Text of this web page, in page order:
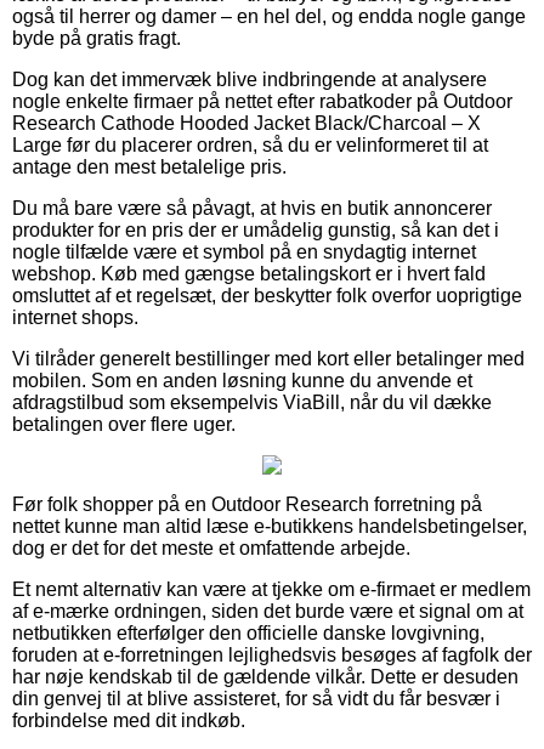
også til herrer og damer – en hel del, og endda nogle gange
byde på gratis fragt.
Dog kan det immervæk blive indbringende at analysere
nogle enkelte firmaer på nettet efter rabatkoder på Outdoor
Research Cathode Hooded Jacket Black/Charcoal – X
Large før du placerer ordren, så du er velinformeret til at
antage den mest betalelige pris.
Du må bare være så påvagt, at hvis en butik annoncerer
produkter for en pris der er umådelig gunstig, så kan det i
nogle tilfælde være et symbol på en snydagtig internet
webshop. Køb med gængse betalingskort er i hvert fald
omsluttet af et regelsæt, der beskytter folk overfor uoprigtige
internet shops.
Vi tilråder generelt bestillinger med kort eller betalinger med
mobilen. Som en anden løsning kunne du anvende et
afdragstilbud som eksempelvis ViaBill, når du vil dække
betalingen over flere uger.
Før folk shopper på en Outdoor Research forretning på
nettet kunne man altid læse e-butikkens handelsbetingelser,
dog er det for det meste et omfattende arbejde.
Et nemt alternativ kan være at tjekke om e-firmaet er medlem
af e-mærke ordningen, siden det burde være et signal om at
netbutikken efterfølger den officielle danske lovgivning,
foruden at e-forretningen lejlighedsvis besøges af fagfolk der
har nøje kendskab til de gældende vilkår. Dette er desuden
din genvej til at blive assisteret, for så vidt du får besvær i
forbindelse med dit indkøb.